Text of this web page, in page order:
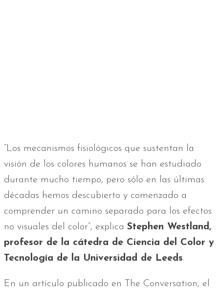
“Los mecanismos fisiológicos que sustentan la
visión de los colores humanos se han estudiado
durante mucho tiempo, pero sólo en las últimas
décadas hemos descubierto y comenzado a
comprender un camino separado para los efectos
no visuales del color”, explica Stephen Westland,
profesor de la cátedra de Ciencia del Color y
Tecnología de la Universidad de Leeds.
En un artículo publicado en The Conversation, el